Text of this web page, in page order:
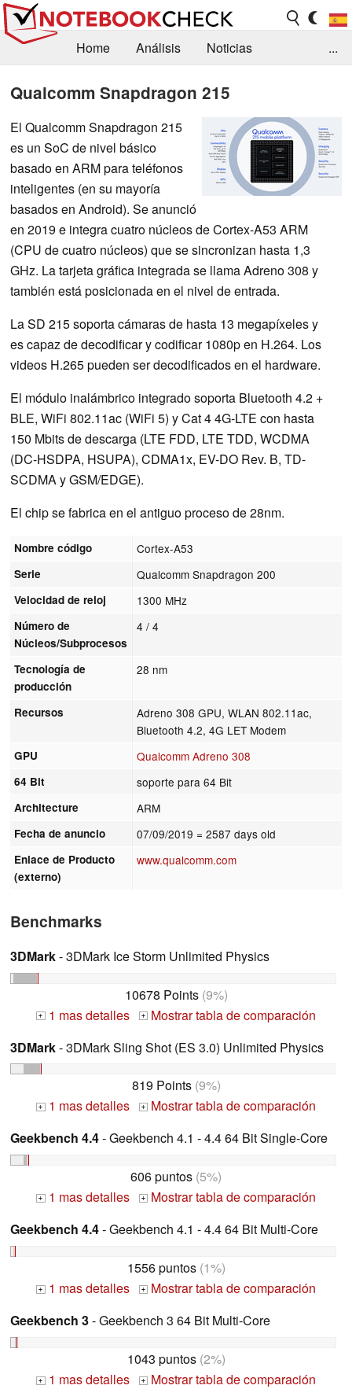
Home Análisis
Noticias
Contacto
...
Qualcomm Snapdragon 215
El Qualcomm Snapdragon 215
es un SoC de nivel básico
basado en ARM para teléfonos
inteligentes (en su mayoría
basados en Android). Se anunció
en 2019 e integra cuatro núcleos de Cortex-A53 ARM
(CPU de cuatro núcleos) que se sincronizan hasta 1,3
GHz. La tarjeta gráfica integrada se llama Adreno 308 y
también está posicionada en el nivel de entrada.
La SD 215 soporta cámaras de hasta 13 megapíxeles y
es capaz de decodificar y codificar 1080p en H.264. Los
videos H.265 pueden ser decodificados en el hardware.
El módulo inalámbrico integrado soporta Bluetooth 4.2 +
BLE, WiFi 802.11ac (WiFi 5) y Cat 4 4G-LTE con hasta
150 Mbits de descarga (LTE FDD, LTE TDD, WCDMA
(DC-HSDPA, HSUPA), CDMA1x, EV-DO Rev. B, TD-
SCDMA y GSM/EDGE).
El chip se fabrica en el antiguo proceso de 28nm.
Nombre código Cortex-A53
Serie Qualcomm Snapdragon 200
Velocidad de reloj 1300 MHz
Número de
Núcleos/Subprocesos
4 / 4
Tecnología de
producción
28 nm
Recursos
Adreno 308 GPU, WLAN 802.11ac,
Bluetooth 4.2, 4G LET Modem
GPU Qualcomm Adreno 308
64 Bit soporte para 64 Bit
Architecture ARM
Fecha de anuncio 07/09/2019 = 2587 days old
Enlace de Producto
(externo)
www.qualcomm.com
Benchmarks
3DMark- 3DMark Ice Storm Unlimited Physics
10678 Points(9%)
+ 1 mas detalles +
Mostrar tabla de comparación
3DMark- 3DMark Sling Shot (ES 3.0) Unlimited Physics
819 Points(9%)
+ 1 mas detalles +
Mostrar tabla de comparación
Geekbench 4.4- Geekbench 4.1 - 4.4 64 Bit Single-Core
606 puntos (5%)
+ 1 mas detalles +
Mostrar tabla de comparación
Geekbench 4.4- Geekbench 4.1 - 4.4 64 Bit Multi-Core
1556 puntos(1%)
+ 1 mas detalles +
Mostrar tabla de comparación
Geekbench 3- Geekbench 3 64 Bit Multi-Core
1043 puntos(2%)
+ 1 mas detalles +
Mostrar tabla de comparación